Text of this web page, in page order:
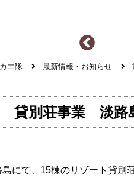
エ隊 最新情報・お知らせ
貸別荘事業 淡路
にて、15棟のリゾート貸別